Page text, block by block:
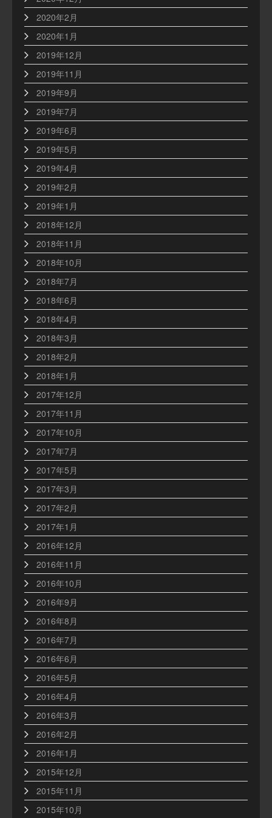
2020年2月
2020年1月
2019年12月
2019年11月
2019年9月
2019年7月
2019年6月
2019年5月
2019年4月
2019年2月
2019年1月
2018年12月
2018年11月
2018年10月
2018年7月
2018年6月
2018年4月
2018年3月
2018年2月
2018年1月
2017年12月
2017年11月
2017年10月
2017年7月
2017年5月
2017年3月
2017年2月
2017年1月
2016年12月
2016年11月
2016年10月
2016年9月
2016年8月
2016年7月
2016年6月
2016年5月
2016年4月
2016年3月
2016年2月
2016年1月
2015年12月
2015年11月
2015年10月